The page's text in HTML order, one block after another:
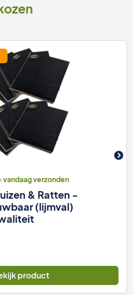
vandaag verzonden
& Ratten -
(lijmval)
product